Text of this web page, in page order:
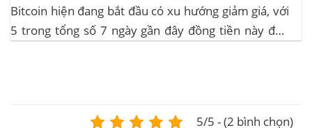
Bitcoin hiện đang bắt đầu có xu hướng giảm giá, với
5 trong tổng số 7 ngày gần đây đồng tiền này đều
5/5 - (2 bình chọn)